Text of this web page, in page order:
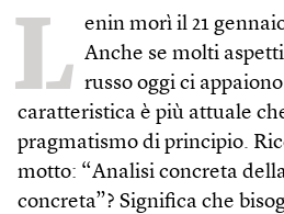
L enin morì il 21
Anche se molti
russo oggi ci
caratteristica è più attuale
pragmatismo di principio.
motto: “Analisi concreta
concreta”? Significa che